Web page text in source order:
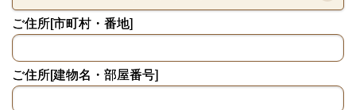
ご住所[市町村・番地]
ご住所[建物名・部屋番号]